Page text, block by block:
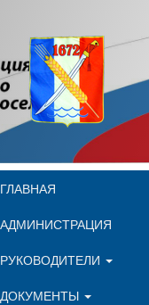
ГЛАВНАЯ
АДМИНИСТРАЦИЯ
РУКОВОДИТЕЛИ
ДОКУМЕНТЫ